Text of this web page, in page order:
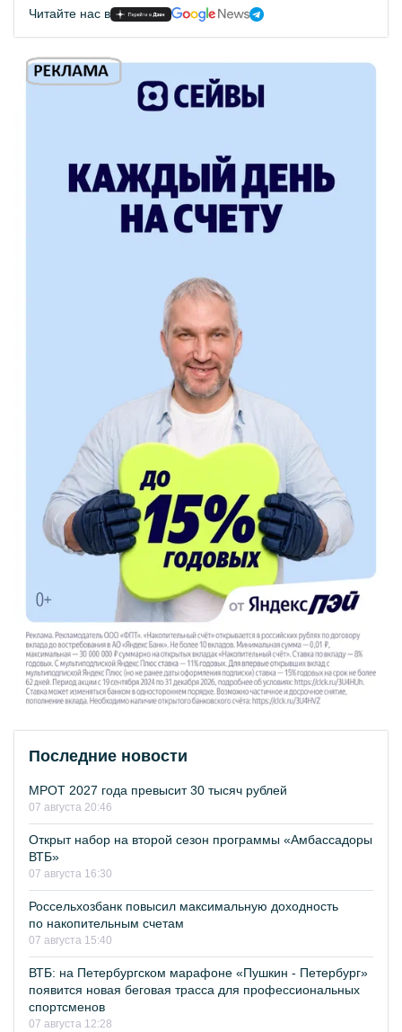
Читайте нас в
Последние новости
МРОТ 2027 года превысит 30 тысяч рублей
07 августа 20:46
Открыт набор на второй сезон программы «Амбассадоры
ВТБ»
07 августа 16:30
Россельхозбанк повысил максимальную доходность
по накопительным счетам
07 августа 15:40
ВТБ: на Петербургском марафоне «Пушкин - Петербург»
появится новая беговая трасса для профессиональных
спортсменов
07 августа 12:28